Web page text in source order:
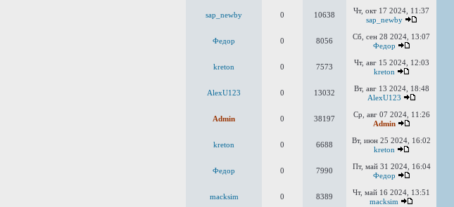
sap_newby 0 10638
Чт, окт 17 2024, 11:37
sap_newby
Федор 0 8056
Сб, сен 28 2024, 13:07
Федор
kreton 0 7573
Чт, авг 15 2024, 12:03
kreton
AlexU123 0 13032
Вт, авг 13 2024, 18:48
AlexU123
Admin 0 38197
Ср, авг 07 2024, 11:26
Admin
kreton 0 6688
Вт, июн 25 2024, 16:02
kreton
Федор 0 7990
Пт, май 31 2024, 16:04
Федор
macksim 0 8389
Чт, май 16 2024, 13:51
macksim